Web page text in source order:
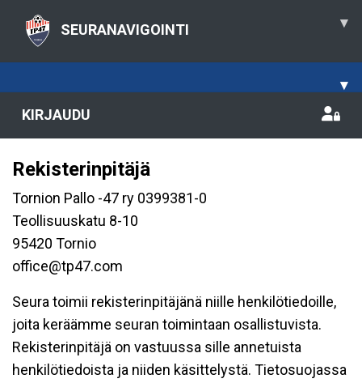
SEURANAVIGOINTI ▾
▾
KIRJAUDU
Rekisterinpitäjä
Tornion Pallo -47 ry 0399381-0
Teollisuuskatu 8-10
95420 Tornio
office@tp47.com
Seura toimii rekisterinpitäjänä niille henkilötiedoille,
joita keräämme seuran toimintaan osallistuvista.
Rekisterinpitäjä on vastuussa sille annetuista
henkilötiedoista ja niiden käsittelystä. Tietosuojassa